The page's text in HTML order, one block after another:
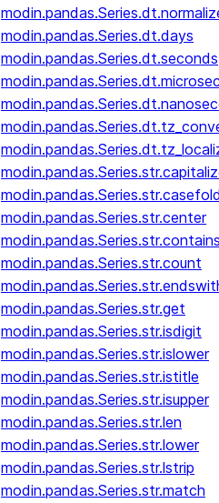
modin.pandas.Series.dt.days
modin.pandas.Series.dt.seconds
modin.pandas.Series.str.center
modin.pandas.Series.str.count
modin.pandas.Series.str.get
modin.pandas.Series.str.isdigit
modin.pandas.Series.str.islower
modin.pandas.Series.str.istitle
modin.pandas.Series.str.isupper
modin.pandas.Series.str.len
modin.pandas.Series.str.lower
modin.pandas.Series.str.lstrip
modin.pandas.Series.str.match